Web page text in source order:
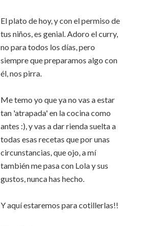
El plato de hoy, y con el permiso de
tus niños, es genial. Adoro el curry,
no para todos los días, pero
siempre que preparamos algo con
él, nos pirra.
Me temo yo que ya no vas a estar
tan 'atrapada' en la cocina como
antes :), y vas a dar rienda suelta a
todas esas recetas que por unas
circunstancias, que ojo, a mí
también me pasa con Lola y sus
gustos, nunca has hecho.
Y aquí estaremos para cotillerlas!!